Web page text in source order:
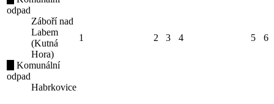
odpad
Záboří nad
Labem
(Kutná
Hora)
Komunální
odpad
Habrkovice
1 2 3 4 5 6